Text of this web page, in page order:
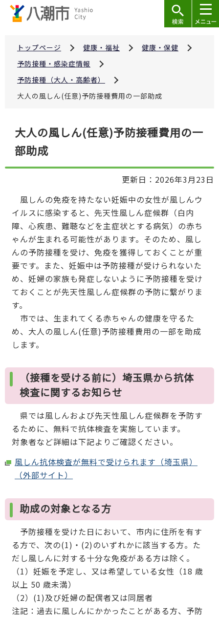
トップページ 健康・福祉
健康・保健
予防接種・感染症情報
予防接種（大人・高齢者）
大人の風しん(任意)予防接種費用の一部助成
大人の風しん(任意)予防接種費用の一
部助成
更新日：2026年3月23日
風しんの免疫を持たない妊娠中の女性が風しんウ
イルスに感染すると、先天性風しん症候群（白内
障、心疾患、難聴などを主症状とする病気）の赤ち
ゃんが生まれる可能性があります。そのため、風し
んの予防接種を受け、免疫を獲得しておくことが重
要です。また、妊娠中は予防接種が受けられないた
め、妊婦の家族も発症しないように予防接種を受け
ておくことが先天性風しん症候群の予防に繋がりま
す。
市では、生まれてくる赤ちゃんの健康を守るた
め、大人の風しん(任意)予防接種費用の一部を助成
します。
（接種を受ける前に）埼玉県から抗体
検査に関するお知らせ
県では風しんおよび先天性風しん症候群を予防す
るために、無料で抗体検査を実施しています。
対象者など詳細は下記よりご確認ください。
風しん抗体検査が無料で受けられます（埼玉県）
（外部サイト）
助成の対象となる方
予防接種を受けた日において、市内に住所を有す
る方で、次の(1)・(2)のいずれかに該当する方。た
だし風しんに対する十分な免疫がある方は除く。
（1）妊娠を予定し、又は希望している女性（18 歳
以上 50 歳未満）
（2）(1)及び妊婦の配偶者又は同居者
注記：過去に風しんにかかったことがある方、予防